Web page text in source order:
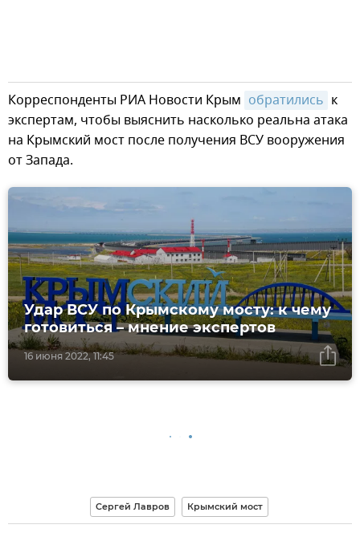
Корреспонденты РИА Новости Крым обратились к
экспертам, чтобы выяснить насколько реальна атака
на Крымский мост после получения ВСУ вооружения
от Запада.
16 июня 2022, 11:45
Удар ВСУ по Крымскому мосту: к чему
готовиться – мнение экспертов
Сергей Лавров Крымский мост